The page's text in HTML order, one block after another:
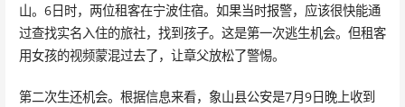
山。6日时，两位租客在宁波住宿。如果当时报警，应该很快能通
过查找实名入住的旅社，找到孩子。这是第一次逃生机会。但租客
用女孩的视频蒙混过去了，让章父放松了警惕。
第二次生还机会。根据信息来看，象山县公安是7月9日晚上收到